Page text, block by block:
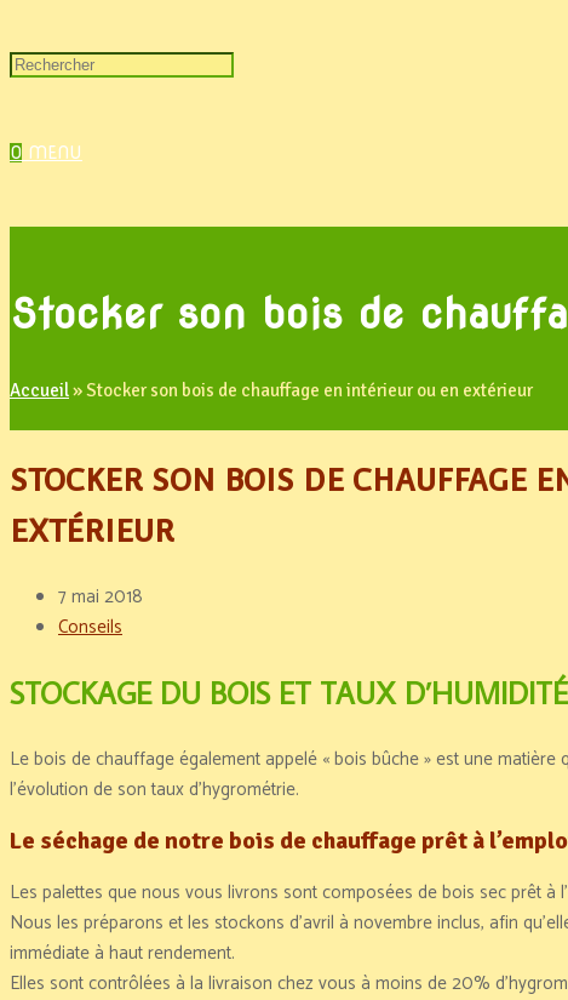
0 MENU
Stocker son bois de
Accueil»Stocker son bois de chauffage en intérieur ou en extérieur
STOCKER SON BOIS DE CHAUFFAGE
EXTÉRIEUR
7 mai 2018
Conseils
STOCKAGE DU BOIS ET TAUX D’HUMIDITÉ
Le bois de chauffage également appelé « bois bûche » est une
l’évolution de son taux d’hygrométrie.
Le séchage de notre bois de chauffage prêt à
Les palettes que nous vous livrons sont composées de bois sec prêt à
Nous les préparons et les stockons d’avril à novembre inclus, afin
immédiate à haut rendement.
Elles sont contrôlées à la livraison chez vous à moins de 20%